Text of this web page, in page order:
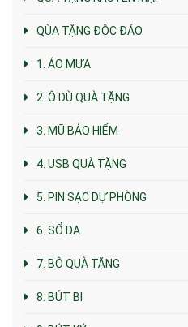
QÙA TẶNG ĐỘC ĐÁO
1. ÁO MƯA
2. Ô DÙ QUÀ TẶNG
3. MŨ BẢO HIỂM
4. USB QUÀ TẶNG
5. PIN SẠC DỰ PHÒNG
6. SỔ DA
7. BỘ QUÀ TẶNG
8. BÚT BI